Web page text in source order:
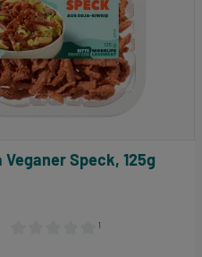
¹
Vivera Veganer Speck, 125g